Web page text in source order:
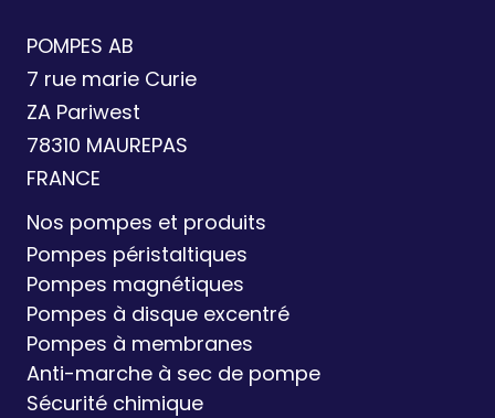
POMPES AB
7 rue marie Curie
ZA Pariwest
78310 MAUREPAS
FRANCE
Nos pompes et produits
Pompes péristaltiques
Pompes magnétiques
Pompes à disque excentré
Pompes à membranes
Anti-marche à sec de pompe
Sécurité chimique